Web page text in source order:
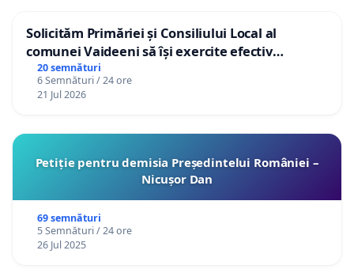
Solicităm Primăriei și Consiliului Local al
comunei Vaideeni să își exercite efectiv
atribuțiile legale și să reprezinte interesele
cetățenilor în raport cu APAVIL S.A, operatorul
serviciului de apă!
20 semnături
6 Semnături / 24 ore
21 Jul 2026
Petiție pentru demisia Președintelui României –
Nicușor Dan
69 semnături
5 Semnături / 24 ore
26 Jul 2025